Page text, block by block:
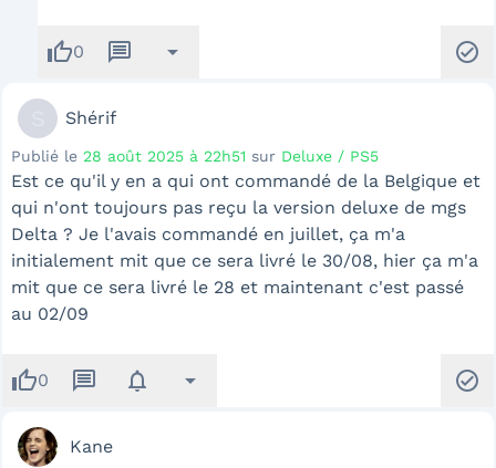
thumb_up0 message arrow_drop_down check_circle
Shérif
Publié le 28 août 2025 à 22h51 sur Deluxe / PS5
Est ce qu'il y en a qui ont commandé de la Belgique et
qui n'ont toujours pas reçu la version deluxe de mgs
Delta ? Je l'avais commandé en juillet, ça m'a
initialement mit que ce sera livré le 30/08, hier ça m'a
mit que ce sera livré le 28 et maintenant c'est passé
au 02/09
thumb_up0 message notifications arrow_drop_down check_circle
Kane